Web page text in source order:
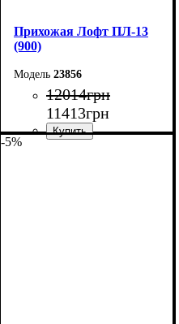
Прихожая Лофт ПЛ-13
(900)
23856
12014грн
11413грн
-5%